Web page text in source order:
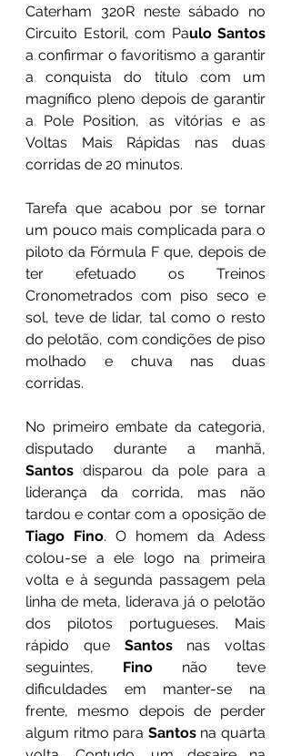
Caterham 320R neste sábado no
Circuito Estoril, com Paulo Santos
a confirmar o favoritismo a garantir
a conquista do título com um
magnífico pleno depois de garantir
a Pole Position, as vitórias e as
Voltas Mais Rápidas nas duas
corridas de 20 minutos.
Tarefa que acabou por se tornar
um pouco mais complicada para o
piloto da Fórmula F que, depois de
ter efetuado os Treinos
Cronometrados com piso seco e
sol, teve de lidar, tal como o resto
do pelotão, com condições de piso
molhado e chuva nas duas
corridas.
No primeiro embate da categoria,
Santos disparou da pole para a
liderança da corrida, mas não
Tiago Fino. O homem da Adess
colou-se a ele logo na primeira
volta e à segunda passagem pela
linha de meta, liderava já o pelotão
dos pilotos portugueses. Mais
rápido que Santos nas voltas
seguintes, Fino não teve
dificuldades em manter-se na
frente, mesmo depois de perder
algum ritmo para Santos na quarta